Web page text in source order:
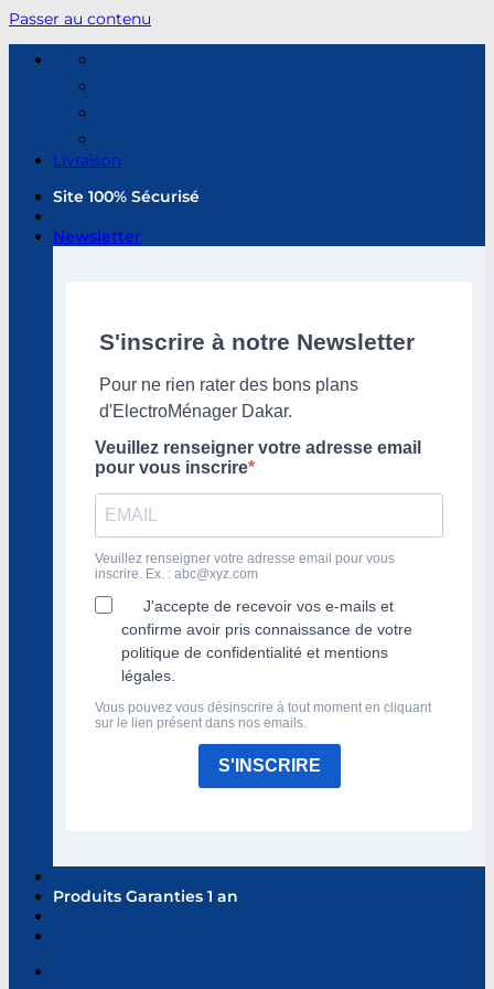
Passer au contenu
Livraison
Site 100% Sécurisé
Newsletter
S'inscrire à notre Newsletter
Pour ne rien rater des bons plans
d'ElectroMénager Dakar.
Veuillez renseigner votre adresse email
pour vous inscrire
Veuillez renseigner votre adresse email pour vous
inscrire. Ex. : abc@xyz.com
J'accepte de recevoir vos e-mails et
confirme avoir pris connaissance de votre
politique de confidentialité et mentions
légales.
Vous pouvez vous désinscrire à tout moment en cliquant
sur le lien présent dans nos emails.
S'INSCRIRE
Produits Garanties 1 an